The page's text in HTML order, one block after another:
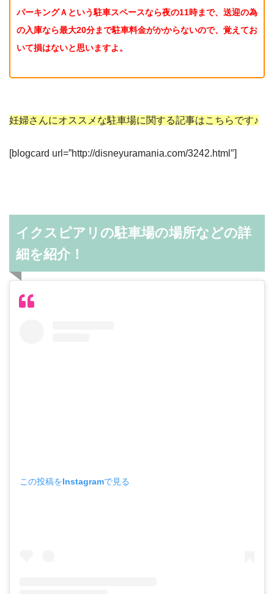
パーキングＡという駐車スペースなら夜の11時まで、送迎の為
の入庫なら最大20分まで駐車料金がかからないので、 覚えてお
いて損はないと思いますよ。
妊婦さんにオススメな駐車場に関する記事はこちらです♪
[blogcard url=”http://disneyuramania.com/3242.html″]
イクスピアリの駐車場の場所などの詳
細を紹介！
この投稿をInstagramで見る